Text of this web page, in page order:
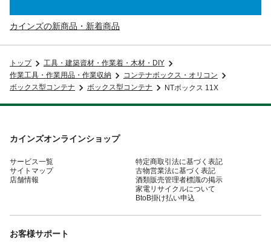
カインズの新商品・新着商品
トップ
工具・建築資材・作業着・木材・DIY
作業工具・作業用品・作業収納
コンテナボックス・オリコン
ボックス型コンテナ
ボックス型コンテナ NTボックス 11X
カインズオンラインショップ
サービス一覧
サイトマップ
店舗情報
特定商取引法に基づく表記
古物営業法に基づく表記
酒類販売管理者標識の掲示
家電リサイクルについて
BtoB掛け払い申込
お客様サポート